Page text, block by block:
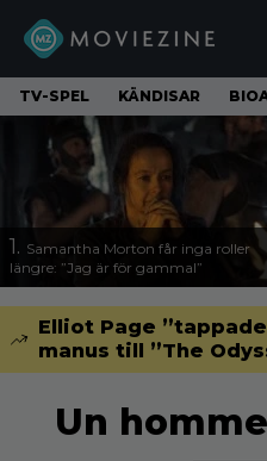
TV-SPEL KÄNDISAR
1. Samantha Morton får inga roller
längre: ”Jag är för gammal”
Elliot Page
manus till ”The
Un